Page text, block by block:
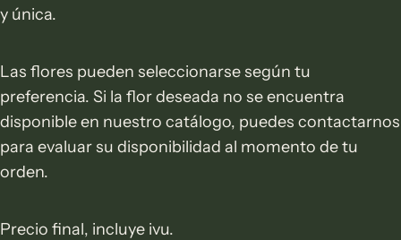
y única.
Las flores pueden seleccionarse según tu
preferencia. Si la flor deseada no se encuentra
disponible en nuestro catálogo, puedes contactarnos
para evaluar su disponibilidad al momento de tu
orden.
Precio final, incluye ivu.